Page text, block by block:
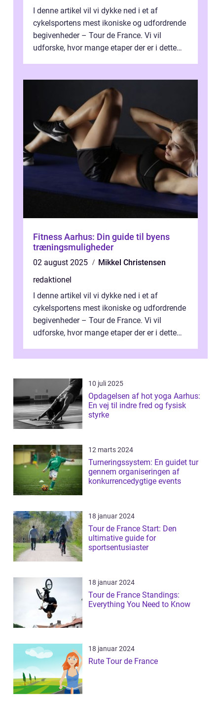
I denne artikel vil vi dykke ned i et af
cykelsportens mest ikoniske og udfordrende
begivenheder – Tour de France. Vi vil
udforske, hvor mange etaper der er i dette
Fitness Aarhus: Din guide til byens
træningsmuligheder
02 august 2025
Mikkel Christensen
redaktionel
I denne artikel vil vi dykke ned i et af
cykelsportens mest ikoniske og udfordrende
begivenheder – Tour de France. Vi vil
udforske, hvor mange etaper der er i dette
10 juli 2025
Opdagelsen af hot yoga Aarhus:
En vej til indre fred og fysisk
styrke
12 marts 2024
Turneringssystem: En guidet tur
gennem organiseringen af
konkurrencedygtige events
18 januar 2024
Tour de France Start: Den
ultimative guide for
sportsentusiaster
18 januar 2024
Tour de France Standings:
Everything You Need to Know
18 januar 2024
Rute Tour de France